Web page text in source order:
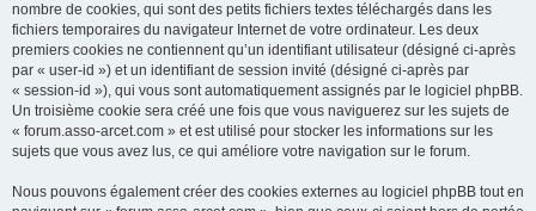
nombre de cookies, qui sont des petits fichiers textes téléchargés dans les
fichiers temporaires du navigateur Internet de votre ordinateur. Les deux
premiers cookies ne contiennent qu’un identifiant utilisateur (désigné ci-après
par « user-id ») et un identifiant de session invité (désigné ci-après par
« session-id »), qui vous sont automatiquement assignés par le logiciel phpBB.
Un troisième cookie sera créé une fois que vous naviguerez sur les sujets de
« forum.asso-arcet.com » et est utilisé pour stocker les informations sur les
sujets que vous avez lus, ce qui améliore votre navigation sur le forum.
Nous pouvons également créer des cookies externes au logiciel phpBB tout en